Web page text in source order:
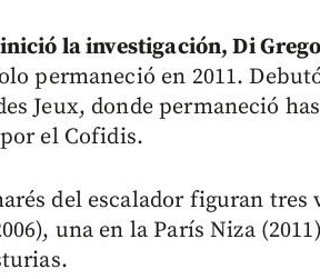
la investigación, Di
permaneció en 2011.
Jeux, donde permaneció
el Cofidis.
del escalador figuran
una en la París Niza